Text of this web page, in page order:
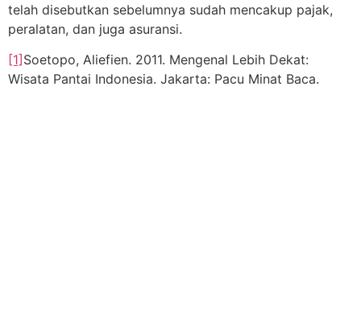
telah disebutkan sebelumnya sudah mencakup pajak,
peralatan, dan juga asuransi.
[1] Soetopo, Aliefien. 2011. Mengenal Lebih Dekat:
Wisata Pantai Indonesia. Jakarta: Pacu Minat Baca.